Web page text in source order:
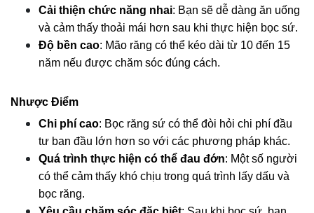
Cải thiện chức năng nhai: Bạn sẽ dễ dàng ăn uống
và cảm thấy thoải mái hơn sau khi thực hiện bọc sứ.
Độ bền cao: Mão răng có thể kéo dài từ 10 đến 15
năm nếu được chăm sóc đúng cách.
Nhược Điểm
Chi phí cao: Bọc răng sứ có thể đòi hỏi chi phí đầu
tư ban đầu lớn hơn so với các phương pháp khác.
Quá trình thực hiện có thể đau đớn: Một số người
có thể cảm thấy khó chịu trong quá trình lấy dấu và
bọc răng.